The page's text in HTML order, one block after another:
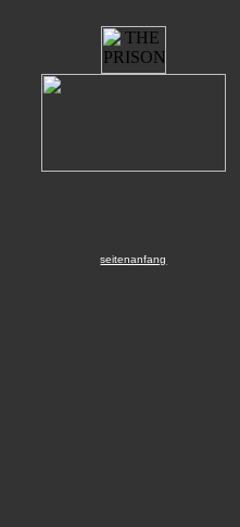
seitenanfang